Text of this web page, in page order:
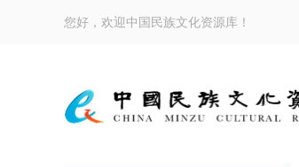
您好，欢迎中国民族文化资源库！